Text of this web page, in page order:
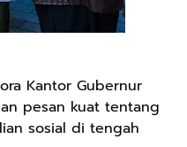
Kantor Gubernur
pesan kuat tentang
sosial di tengah